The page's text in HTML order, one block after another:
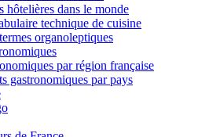
hôtelières dans le monde
technique de cuisine
organoleptiques
par région française
gastronomiques par pays